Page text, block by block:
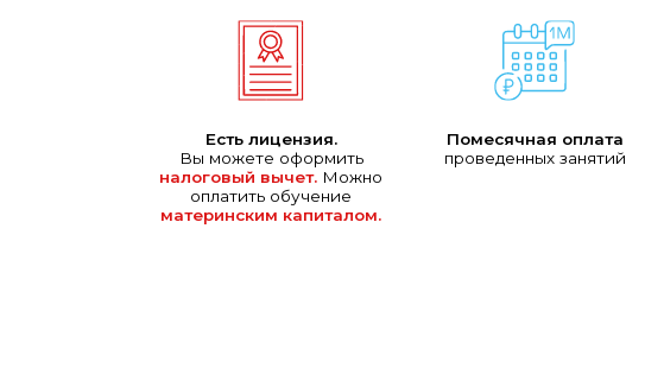
Есть лицензия.
Вы можете оформить
налоговый вычет. Можно
оплатить обучение
материнским капиталом.
Помесячная оплата
проведенных занятий